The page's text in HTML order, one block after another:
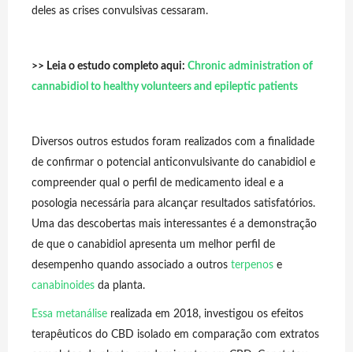
deles as crises convulsivas cessaram.
>> Leia o estudo completo aqui: Chronic administration of
cannabidiol to healthy volunteers and epileptic patients
Diversos outros estudos foram realizados com a finalidade
de confirmar o potencial anticonvulsivante do canabidiol e
compreender qual o perfil de medicamento ideal e a
posologia necessária para alcançar resultados satisfatórios.
Uma das descobertas mais interessantes é a demonstração
de que o canabidiol apresenta um melhor perfil de
desempenho quando associado a outros terpenos e
canabinoides da planta.
Essa metanálise realizada em 2018, investigou os efeitos
terapêuticos do CBD isolado em comparação com extratos